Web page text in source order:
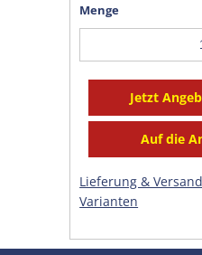
Menge
Lieferung & Versand
Varianten